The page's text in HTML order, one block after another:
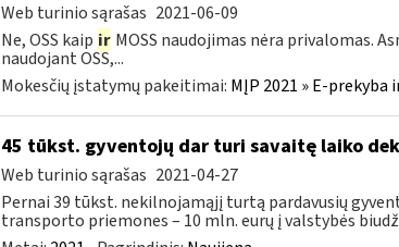
Web turinio sąrašas 2021-06-09
Ne, OSS kaip ir MOSS naudojimas nėra privalomas.
naudojant OSS,...
Mokesčių įstatymų pakeitimai: MĮP 2021 » E-prekyba
45 tūkst. gyventojų dar turi savaitę laiko
Web turinio sąrašas 2021-04-27
Pernai 39 tūkst. nekilnojamąjį turtą pardavusių
transporto priemones – 10 mln. eurų į valstybės